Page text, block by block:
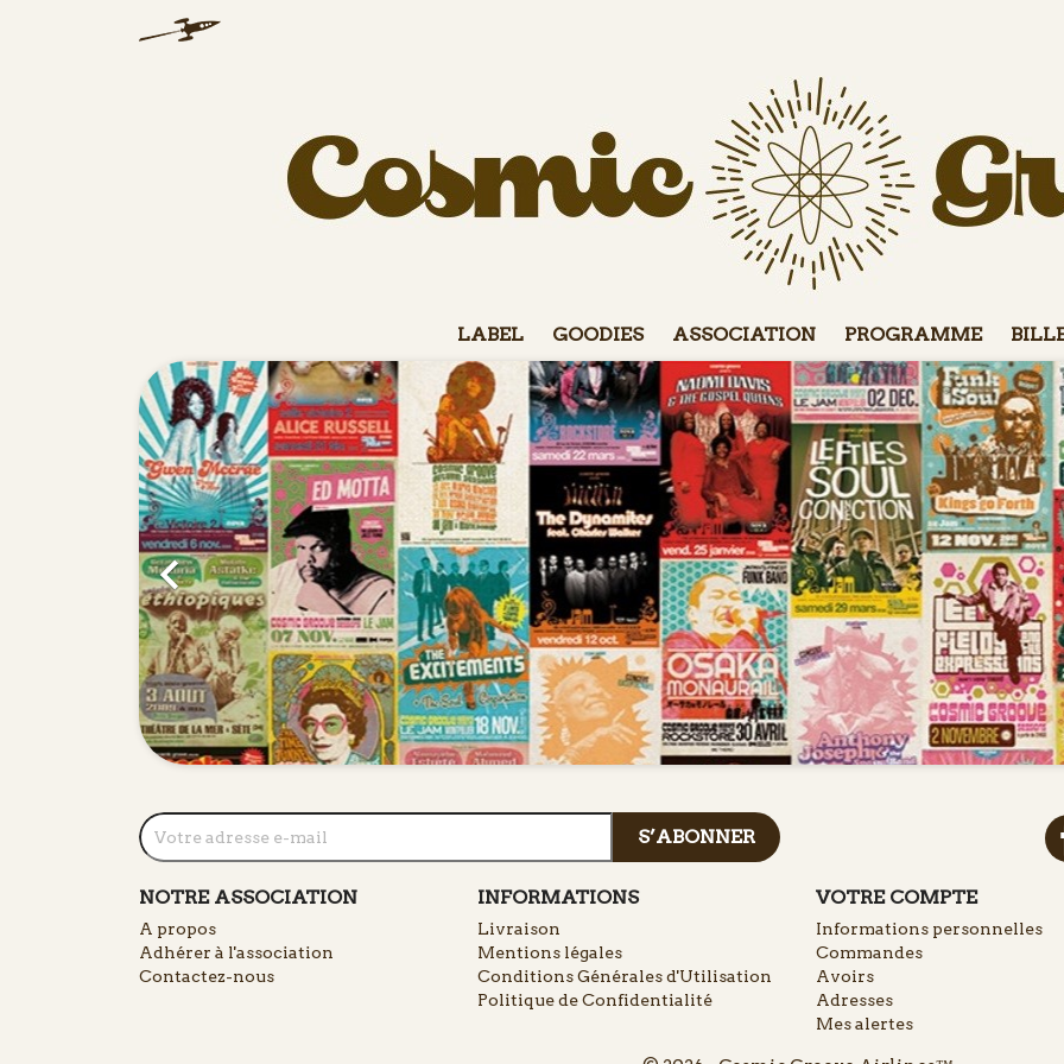
LABEL GOODIES ASSOCIATION PROGRAMME

NOTRE ASSOCIATION
A propos
Adhérer à l'association
Contactez-nous
INFORMATIONS
Livraison
Mentions légales
Conditions Générales d'Utilisation
Politique de Confidentialité
VOTRE COMPTE
Informations personnelles
Commandes
Avoirs
Adresses
Mes alertes